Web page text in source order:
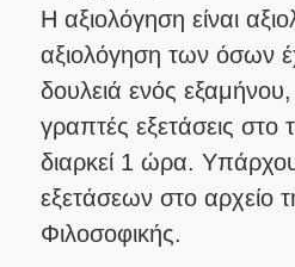
Η αξιολόγηση είναι
αξιολόγηση των όσων
δουλειά ενός
γραπτές εξετάσεις στο
διαρκεί 1 ώρα.
εξετάσεων στο αρχείο
Φιλοσοφικής.